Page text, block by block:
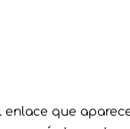
que